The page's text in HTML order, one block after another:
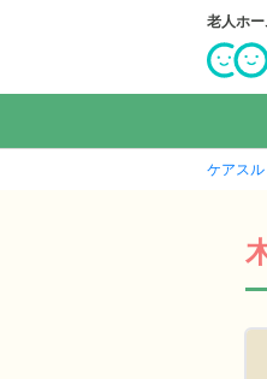
老人ホ
ケアス